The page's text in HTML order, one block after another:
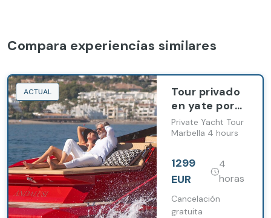
Compara experiencias similares
ACTUAL
Tour privado
en yate por
Marbella de 4
horas
Private Yacht Tour
Marbella 4 hours
1299
EUR
4
horas
Cancelación
gratuita